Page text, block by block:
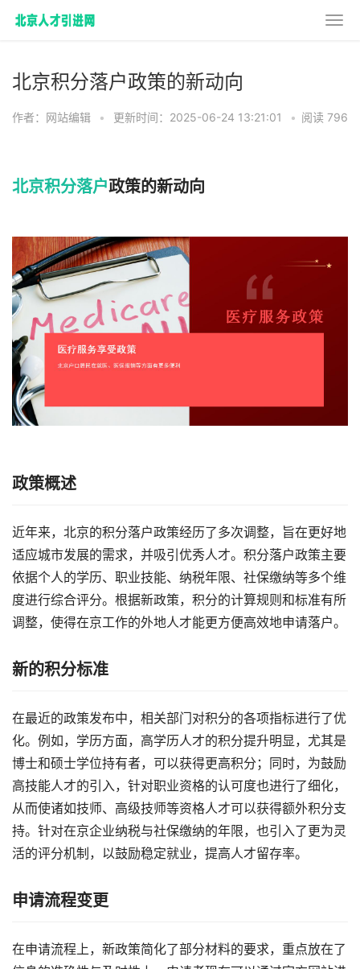
北京积分落户政策的新动向
作者：网站编辑 • 更新时间：2025-06-24 13:21:01 • 阅读 796
北京积分落户政策的新动向
政策概述
近年来，北京的积分落户政策经历了多次调整，旨在更好地
适应城市发展的需求，并吸引优秀人才。积分落户政策主要
依据个人的学历、职业技能、纳税年限、社保缴纳等多个维
度进行综合评分。根据新政策，积分的计算规则和标准有所
调整，使得在京工作的外地人才能更方便高效地申请落户。
新的积分标准
在最近的政策发布中，相关部门对积分的各项指标进行了优
化。例如，学历方面，高学历人才的积分提升明显，尤其是
博士和硕士学位持有者，可以获得更高积分；同时，为鼓励
高技能人才的引入，针对职业资格的认可度也进行了细化，
从而使诸如技师、高级技师等资格人才可以获得额外积分支
持。针对在京企业纳税与社保缴纳的年限，也引入了更为灵
活的评分机制，以鼓励稳定就业，提高人才留存率。
申请流程变更
在申请流程上，新政策简化了部分材料的要求，重点放在了